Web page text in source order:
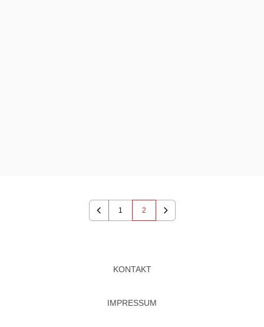
Previous
1 2
Next
KONTAKT
IMPRESSUM